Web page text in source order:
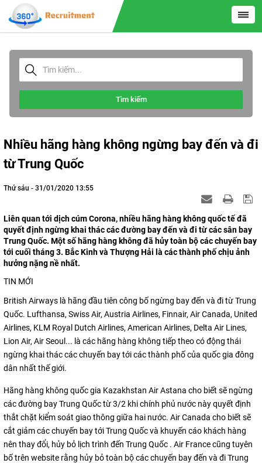
Tìm kiếm
Nhiều hãng hàng không ngừng bay đến và đi
từ Trung Quốc
Thứ sáu - 31/01/2020 13:55
Liên quan tới dịch cúm Corona, nhiều hãng hàng không quốc tế đã
quyết định ngừng khai thác các đường bay đến và đi từ các sân bay
Trung Quốc. Một số hãng hàng không đã hủy toàn bộ các chuyến bay
tới cuối tháng 3. Bắc Kinh và Thượng Hải là các thành phố chịu ảnh
hưởng nặng nề nhất.
TIN MỚI
British Airways là hãng đầu tiên công bố ngừng bay đến và đi từ Trung
Quốc. Lufthansa, Swiss Air, Austria Airlines, Finnair, Air Canada, United
Airlines, KLM Royal Dutch Airlines, American Airlines, Delta Air Lines,
Lion Air, Air Seoul... là các hãng hàng không tiếp theo có động thái
ngừng khai thác các chuyến bay tới các thành phố của quốc gia đông
dân nhất thế giới.
Hãng hàng không quốc gia Kazakhstan Air Astana cho biết sẽ ngừng
các đường bay Trung Quốc từ 3/2 khi chính phủ nước này quyết định
thắt chặt kiểm soát giao thông giữa hai nước. Air Canada cho biết sẽ
cắt giảm các chuyến bay tới Trung Quốc và khuyến cáo khách hàng
nên thay đổi, hủy bỏ lịch trình đến Trung Quốc . Air France cũng tuyên
bố trên website rằng hủy bỏ toàn bộ các chuyến bay đến và đi Trung